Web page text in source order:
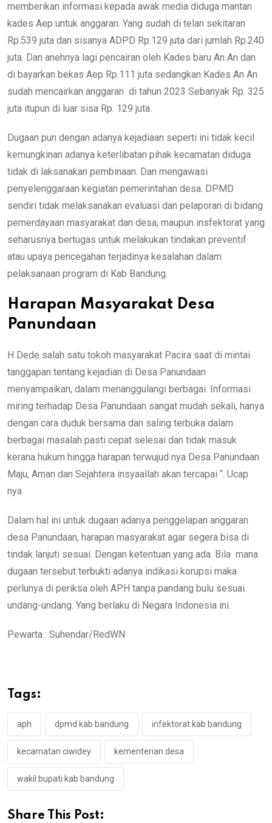
memberikan informasi kepada awak media diduga mantan
kades Aep untuk anggaran. Yang sudah di telan sekitaran
Rp.539 juta dan sisanya ADPD Rp.129 juta dari jumlah Rp.240
juta. Dan anehnya lagi pencairan oleh Kades baru An An dan
di bayarkan bekas Aep Rp.111 juta sedangkan Kades An An
sudah mencairkan anggaran di tahun 2023 Sebanyak Rp. 325
juta itupun di luar sisa Rp. 129 juta.
Dugaan pun dengan adanya kejadiaan seperti ini tidak kecil
kemungkinan adanya keterlibatan pihak kecamatan diduga
tidak di laksanakan pembinaan. Dan mengawasi
penyelenggaraan kegiatan pemerintahan desa. DPMD
sendiri tidak melaksanakan evaluasi dan pelaporan di bidang
pemerdayaan masyarakat dan desa, maupun insfektorat yang
seharusnya bertugas untuk melakukan tindakan preventif
atau upaya pencegahan terjadinya kesalahan dalam
pelaksanaan program di Kab Bandung.
Harapan Masyarakat Desa
Panundaan
H Dede salah satu tokoh masyarakat Pacira saat di mintai
tanggapan tentang kejadian di Desa Panundaan
menyampaikan, dalam menanggulangi berbagai. Informasi
miring terhadap Desa Panundaan sangat mudah sekali, hanya
dengan cara duduk bersama dan saling terbuka dalam
berbagai masalah pasti cepat selesai dan tidak masuk
kerana hukum hingga harapan terwujud nya Desa Panundaan
Maju, Aman dan Sejahtera insyaallah akan tercapai “. Ucap
nya
Dalam hal ini untuk dugaan adanya penggelapan anggaran
desa Panundaan, harapan masyarakat agar segera bisa di
tindak lanjuti sesuai. Dengan ketentuan yang ada. Bila mana
dugaan tersebut terbukti adanya indikasi korupsi maka
perlunya di periksa oleh APH tanpa pandang bulu sesuai
undang-undang. Yang berlaku di Negara Indonesia ini.
Pewarta : Suhendar/RedWN
Tags:
aph dpmd kab bandung infektorat kab bandung
kecamatan ciwidey kementerian desa
wakil bupati kab bandung
Share This Post: